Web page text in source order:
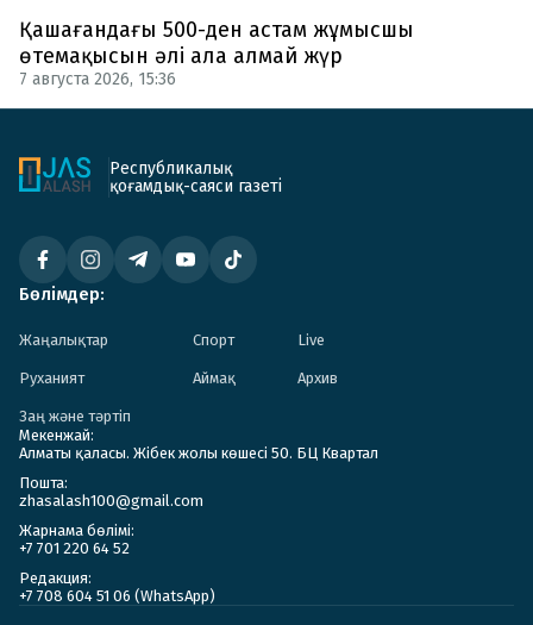
Қашағандағы 500-ден астам жұмысшы
өтемақысын әлі ала алмай жүр
7 августа 2026, 15:36
Республикалық
қоғамдық-саяси газеті
Бөлімдер:
Жаңалықтар Спорт Live
Руханият Аймақ Архив
Заң және тәртіп
Мекенжай:
Алматы қаласы. Жібек жолы көшесі 50. БЦ Квартал
Пошта:
zhasalash100@gmail.com
Жарнама бөлімі:
+7 701 220 64 52
Редакция:
+7 708 604 51 06 (WhatsApp)